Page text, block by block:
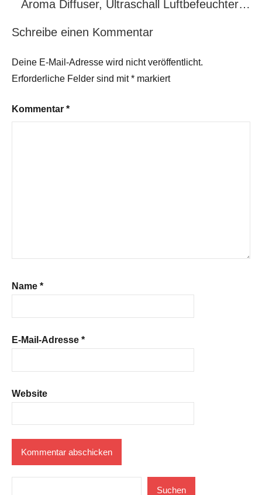
Aroma Diffuser, Ultraschall Luftbefeuchter…
Schreibe einen Kommentar
Deine E-Mail-Adresse wird nicht veröffentlicht.
Erforderliche Felder sind mit* markiert
Kommentar *
Name *
E-Mail-Adresse *
Website
Suchen